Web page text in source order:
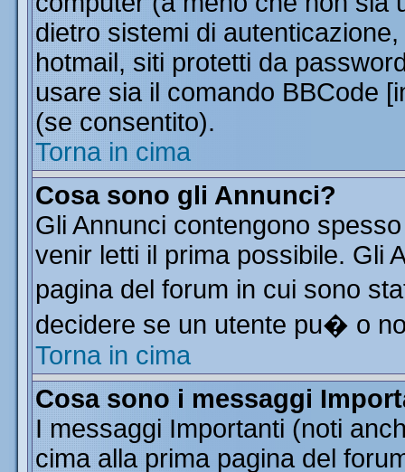
dietro sistemi di
hotmail, siti protetti da
usare sia il comando BBCode
(se consentito).
Torna in cima
Cosa sono gli Annunci?
Gli Annunci contengono
venir letti il prima possibile. Gli
pagina del forum in cui sono
decidere se un utente pu� o
Torna in cima
Cosa sono i messaggi
I messaggi Importanti (noti
cima alla prima pagina del